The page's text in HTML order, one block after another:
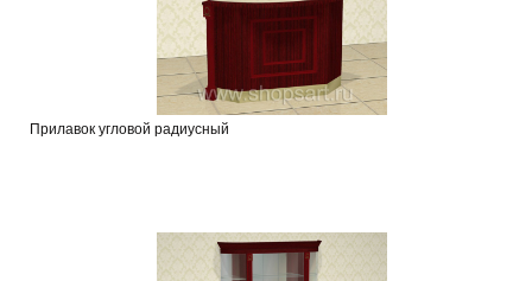
Прилавок угловой радиусный